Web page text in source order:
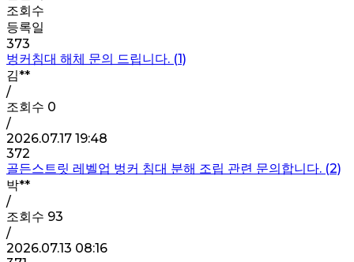
조회수
등록일
373
벙커침대 해체 문의 드립니다. (1)
김**
/
조회수 0
/
2026.07.17 19:48
372
골든스트릿 레벨업 벙커 침대 분해 조립 관련 문의합니다. (2)
박**
/
조회수 93
/
2026.07.13 08:16